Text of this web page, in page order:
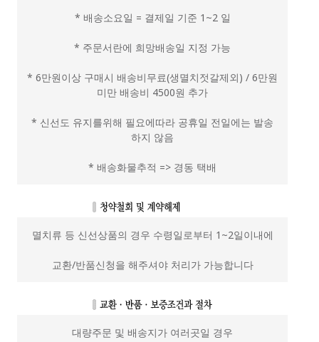
* 배송소요일 = 결제일 기준 1~2 일
* 주문서란에 희망배송일 지정 가능
* 6만원이상 구매시 배송비무료(생멸치젓갈제외) / 6만원
미만 배송비 4500원 추가
* 신선도 유지를위해 필요에따라 공휴일 전일에는 발송
하지 않음
* 배송화물추적 => 경동 택배
멸치류 등 신선상품의 경우 수령일로부터 1~2일이내에
교환/반품신청을 해주셔야 처리가 가능합니다
대량주문 및 배송지가 여러곳일 경우